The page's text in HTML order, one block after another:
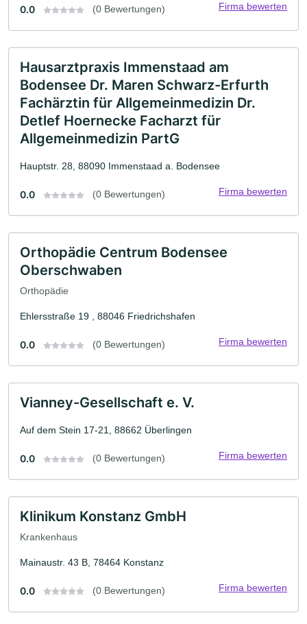
0.0 (0 Bewertungen) Firma bewerten
Hausarztpraxis Immenstaad am
Bodensee Dr. Maren Schwarz-Erfurth
Fachärztin für Allgemeinmedizin Dr.
Detlef Hoernecke Facharzt für
Allgemeinmedizin PartG
Hauptstr. 28, 88090 Immenstaad a. Bodensee
0.0 (0 Bewertungen) Firma bewerten
Orthopädie Centrum Bodensee
Oberschwaben
Orthopädie
Ehlersstraße 19 , 88046 Friedrichshafen
0.0 (0 Bewertungen) Firma bewerten
Vianney-Gesellschaft e. V.
Auf dem Stein 17-21, 88662 Überlingen
0.0 (0 Bewertungen) Firma bewerten
Klinikum Konstanz GmbH
Krankenhaus
Mainaustr. 43 B, 78464 Konstanz
0.0 (0 Bewertungen) Firma bewerten